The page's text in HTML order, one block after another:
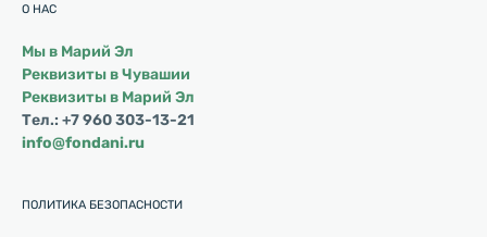
О НАС
Мы в Марий Эл
Реквизиты в Чувашии
Реквизиты в Марий Эл
Тел.: +7 960 303-13-21
info@fondani.ru
ПОЛИТИКА БЕЗОПАСНОСТИ